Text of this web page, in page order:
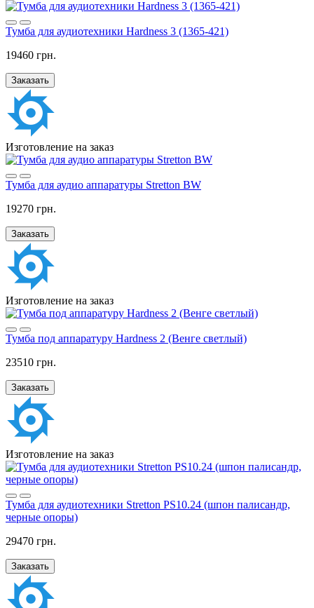
Тумба для аудиотехники Hardness 3 (1365-421)
19460 грн.
Заказать
Изготовление на заказ
Тумба для аудио аппаратуры Stretton BW
19270 грн.
Заказать
Изготовление на заказ
Тумба под аппаратуру Hardness 2 (Венге светлый)
23510 грн.
Заказать
Изготовление на заказ
Тумба для аудиотехники Stretton PS10.24 (шпон палисандр,
черные опоры)
29470 грн.
Заказать